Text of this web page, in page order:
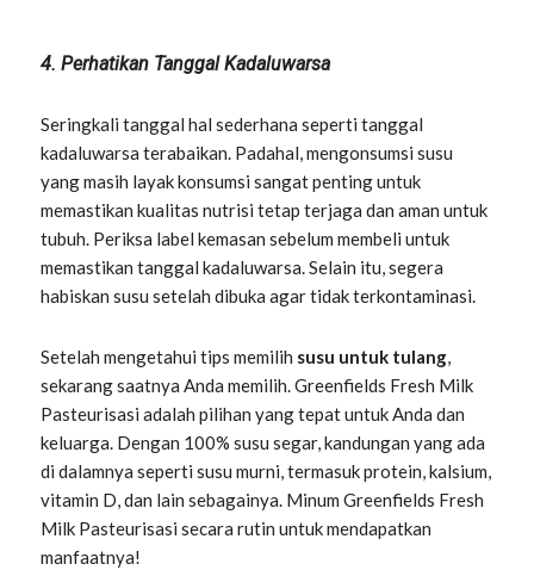
4. Perhatikan Tanggal Kadaluwarsa
Seringkali tanggal hal sederhana seperti tanggal
kadaluwarsa terabaikan. Padahal, mengonsumsi susu
yang masih layak konsumsi sangat penting untuk
memastikan kualitas nutrisi tetap terjaga dan aman untuk
tubuh. Periksa label kemasan sebelum membeli untuk
memastikan tanggal kadaluwarsa. Selain itu, segera
habiskan susu setelah dibuka agar tidak terkontaminasi.
Setelah mengetahui tips memilih susu untuk tulang,
sekarang saatnya Anda memilih. Greenfields Fresh Milk
Pasteurisasi adalah pilihan yang tepat untuk Anda dan
keluarga. Dengan 100% susu segar, kandungan yang ada
di dalamnya seperti susu murni, termasuk protein, kalsium,
vitamin D, dan lain sebagainya. Minum Greenfields Fresh
Milk Pasteurisasi secara rutin untuk mendapatkan
manfaatnya!